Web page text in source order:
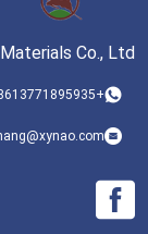
Co., Ltd.
+8613771895935